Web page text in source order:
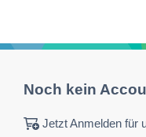
Noch kein
Jetzt Anmelden für